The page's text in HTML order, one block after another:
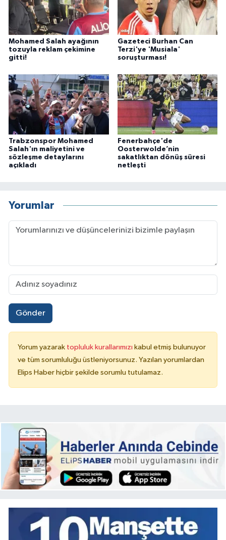
Mohamed Salah ayağının
tozuyla reklam çekimine
gitti!
Gazeteci Burhan Can
Terzi'ye 'Musiala'
soruşturması!
Trabzonspor Mohamed
Salah'ın maliyetini ve
sözleşme detaylarını
açıkladı
Fenerbahçe'de
Oosterwolde’nin
sakatlıktan dönüş süresi
netleşti
Yorumlar
Gönder
Yorum yazarak topluluk kurallarımızı kabul etmiş bulunuyor
ve tüm sorumluluğu üstleniyorsunuz. Yazılan yorumlardan
Elips Haber hiçbir şekilde sorumlu tutulamaz.